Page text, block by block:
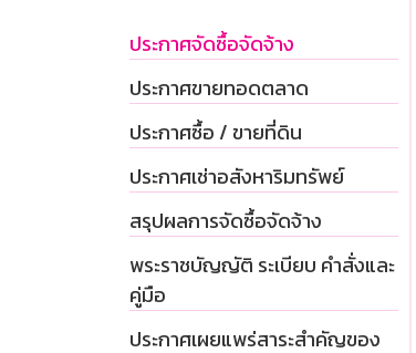
ประกาศจัดซื้อจัดจ้าง
ประกาศขายทอดตลาด
ประกาศซื้อ / ขายที่ดิน
ประกาศเช่าอสังหาริมทรัพย์
สรุปผลการจัดซื้อจัดจ้าง
พระราชบัญญัติ ระเบียบ คำสั่งและ
คู่มือ
ประกาศเผยแพร่สาระสำคัญของ